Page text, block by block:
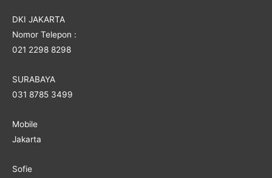
DKI JAKARTA
Nomor Telepon :
021 2298 8298
SURABAYA
031 8785 3499
Mobile
Jakarta
Sofie